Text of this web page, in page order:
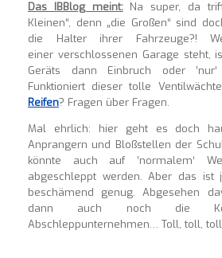
Das IBBlog meint:Na super, da
Kleinen“, denn „die Großen“ sind
die Halter ihrer Fahrzeuge?!
einer verschlossenen Garage steht,
Geräts dann Einbruch oder ’nur‘
Funktioniert dieser tolle
Reifen? Fragen über Fragen.
Mal ehrlich: hier geht es doch
Anprangern und Bloßstellen der
könnte auch auf ’normalem‘
abgeschleppt werden. Aber das ist
beschämend genug. Abgesehen
dann auch noch die
Abschleppunternehmen… Toll, toll,